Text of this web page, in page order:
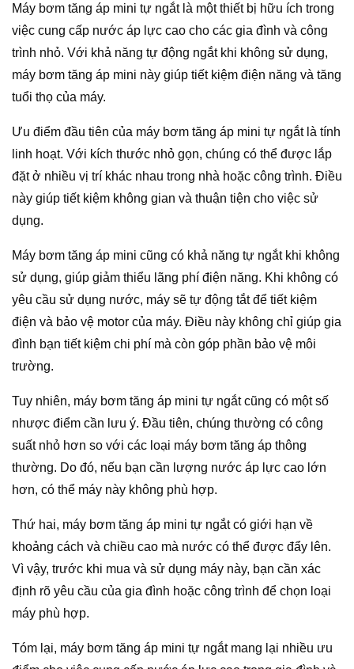
Máy bơm tăng áp mini tự ngắt là một thiết bị hữu ích trong
việc cung cấp nước áp lực cao cho các gia đình và công
trình nhỏ. Với khả năng tự động ngắt khi không sử dụng,
máy bơm tăng áp mini này giúp tiết kiệm điện năng và tăng
tuổi thọ của máy.
Ưu điểm đầu tiên của máy bơm tăng áp mini tự ngắt là tính
linh hoạt. Với kích thước nhỏ gọn, chúng có thể được lắp
đặt ở nhiều vị trí khác nhau trong nhà hoặc công trình. Điều
này giúp tiết kiệm không gian và thuận tiện cho việc sử
dụng.
Máy bơm tăng áp mini cũng có khả năng tự ngắt khi không
sử dụng, giúp giảm thiểu lãng phí điện năng. Khi không có
yêu cầu sử dụng nước, máy sẽ tự động tắt để tiết kiệm
điện và bảo vệ motor của máy. Điều này không chỉ giúp gia
đình bạn tiết kiệm chi phí mà còn góp phần bảo vệ môi
trường.
Tuy nhiên, máy bơm tăng áp mini tự ngắt cũng có một số
nhược điểm cần lưu ý. Đầu tiên, chúng thường có công
suất nhỏ hơn so với các loại máy bơm tăng áp thông
thường. Do đó, nếu bạn cần lượng nước áp lực cao lớn
hơn, có thể máy này không phù hợp.
Thứ hai, máy bơm tăng áp mini tự ngắt có giới hạn về
khoảng cách và chiều cao mà nước có thể được đẩy lên.
Vì vậy, trước khi mua và sử dụng máy này, bạn cần xác
định rõ yêu cầu của gia đình hoặc công trình để chọn loại
máy phù hợp.
Tóm lại, máy bơm tăng áp mini tự ngắt mang lại nhiều ưu